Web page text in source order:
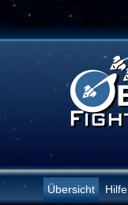
Übersicht Hilfe